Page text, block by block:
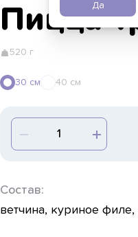
Да
Пицца
520 г
30 см 40 см
Состав:
ветчина, куриное